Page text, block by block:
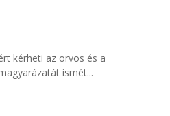
kérheti az orvos és a
ismét...